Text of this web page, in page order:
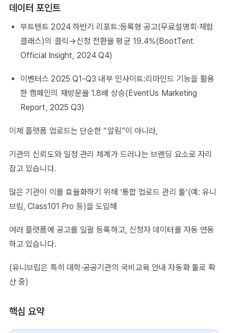
데이터 포인트
부트텐트 2024 하반기 리포트:등록형 공고(무료설명회·체험
클래스)의 클릭→신청 전환율 평균 19.4%(BootTent
Official Insight, 2024 Q4)
이벤터스 2025 Q1-Q3 내부 인사이트:리마인드 기능을 활용
한 캠페인의 재방문율 1.8배 상승(EventUs Marketing
Report, 2025 Q3)
이제 플랫폼 업로드는 단순한 “알림”이 아니라,
기관의 신뢰도와 일정 관리 체계가 드러나는 브랜딩 요소로 자리
잡고 있습니다.
많은 기관이 이를 효율화하기 위해 ‘통합 업로드 관리 툴’(예: 유니
브립, Class101 Pro 등)을 도입해
여러 플랫폼에 공고를 일괄 등록하고, 신청자 데이터를 자동 연동
하고 있습니다.
(유니브립은 특히 대학·공공기관의 국비교육 안내 자동화 툴로 확
산 중)
핵심 요약